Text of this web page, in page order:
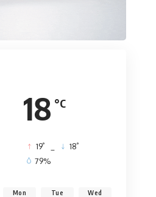
18 °C
19° 18°
79%
Mon Tue Wed